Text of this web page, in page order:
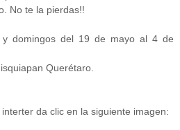
No te la pierdas!!
y domingos del 19 de mayo al 4 de
Querétaro.
da clic en la siguiente imagen: